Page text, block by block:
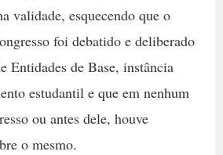
validade, esquecendo que o
foi debatido e deliberado
Entidades de Base, instância
estudantil e que em nenhum
ou antes dele, houve
o mesmo.